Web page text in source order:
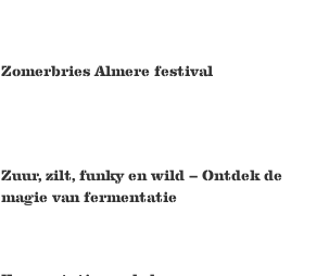
Zomerbries Almere festival
Zuur, zilt, funky en wild – Ontdek de
magie van fermentatie